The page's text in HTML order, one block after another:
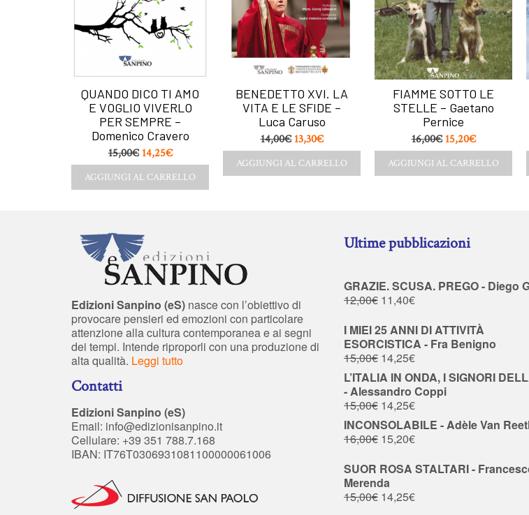
QUANDO DICO TI AMO
E VOGLIO VIVERLO
PER SEMPRE –
Domenico Cravero
15,00€ 14,25€
AGGIUNGI AL CARRELLO
BENEDETTO XVI. LA
VITA E LE SFIDE –
Luca Caruso
14,00€ 13,30€
AGGIUNGI AL CARRELLO
FIAMME SOTTO LE
STELLE – Gaetano
Pernice
16,00€ 15,20€
AGGIUNGI AL CARRELLO
Edizioni Sanpino (eS) nasce con l’obiettivo di
provocare pensieri ed emozioni con particolare
attenzione alla cultura contemporanea e ai segni
dei tempi. Intende riproporli con una produzione di
alta qualità. Leggi tutto
Contatti
Edizioni Sanpino (eS)
Email: info@edizionisanpino.it
Cellulare: +39 351 788.7.168
IBAN: IT76T0306931081100000061006
Ultime pubblicazioni
GRAZIE. SCUSA. PREGO - Diego
12,00€ 11,40€
I MIEI 25 ANNI DI ATTIVITÀ
ESORCISTICA - Fra Benigno
15,00€ 14,25€
L’ITALIA IN ONDA, I SIGNORI
- Alessandro Coppi
15,00€ 14,25€
INCONSOLABILE - Adèle Van
16,00€ 15,20€
SUOR ROSA STALTARI -
Merenda
15,00€ 14,25€